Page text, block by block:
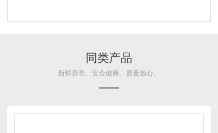
同类产品
新鲜营养、安全健康、质量放心。